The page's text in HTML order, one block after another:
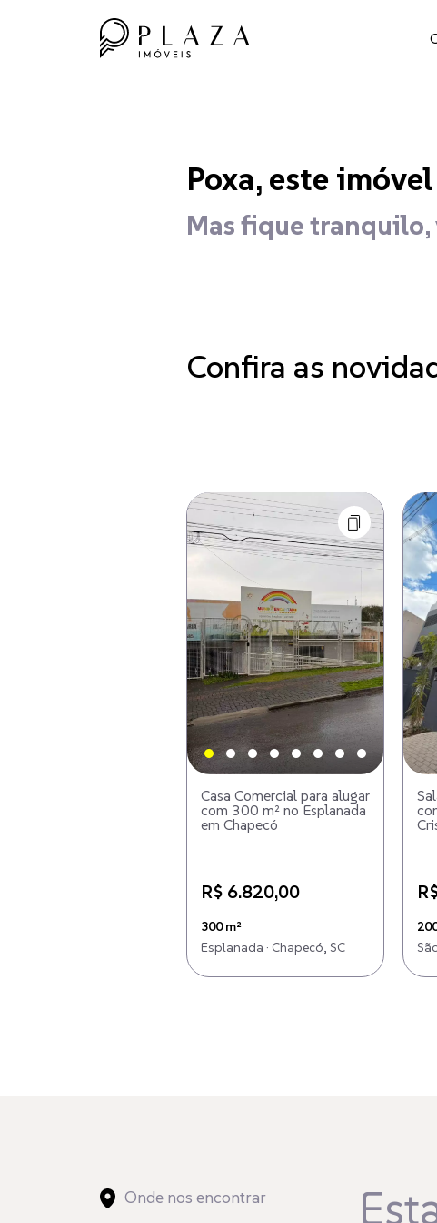
Poxa, este
Mas fique
Confira as
Casa Comercial para alugar
com 300 m² no Esplanada
em Chapecó
R$ 6.820,00
300 m²
Esplanada · Chapecó, SC
Onde nos encontrar